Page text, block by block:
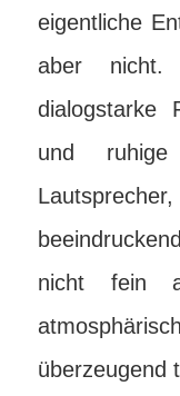
eigentliche
aber nicht.
dialogstarke
und
nicht fein
überzeugend